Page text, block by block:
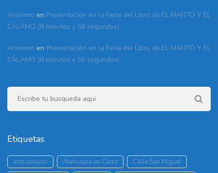
Anónimo en Presentación en la Feria del Libro de EL MANTO Y EL
CÁLAMO (8 minutos y 56 segundos)
Anónimo en Presentación en la Feria del Libro de EL MANTO Y EL
CÁLAMO (8 minutos y 56 segundos)
Etiquetas
arte soñado Atahualpa en Cádiz
Calle San Miguel